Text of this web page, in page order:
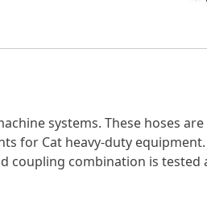
systems. These hoses
for Cat heavy-duty
coupling combination is